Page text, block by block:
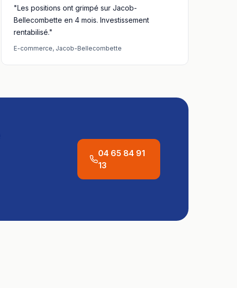
"Les positions ont grimpé sur Jacob-
Bellecombette en 4 mois. Investissement
rentabilisé."
E-commerce, Jacob-Bellecombette
04 65 84 91
13